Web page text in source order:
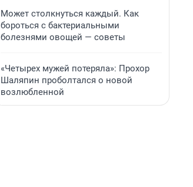
Может столкнуться каждый. Как
бороться с бактериальными
болезнями овощей — советы
«Четырех мужей потеряла»: Прохор
Шаляпин проболтался о новой
возлюбленной